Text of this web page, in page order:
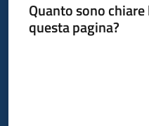
Piani
Programmi
Quanto sono
questa pagina?